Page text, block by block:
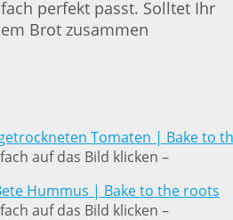
perfekt passt. Solltet Ihr
Brot zusammen
auf das Bild klicken –
auf das Bild klicken –